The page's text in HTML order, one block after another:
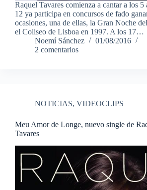
Raquel Tavares comienza a cantar a los 5
12 ya participa en concursos de fado
ocasiones, una de ellas, la Gran Noche
el Coliseo de Lisboa en 1997. A los 17…
Noemí Sánchez
01/08/2016
2 comentarios
NOTICIAS, VIDEOCLIPS
Meu Amor de Longe, nuevo single de
Tavares